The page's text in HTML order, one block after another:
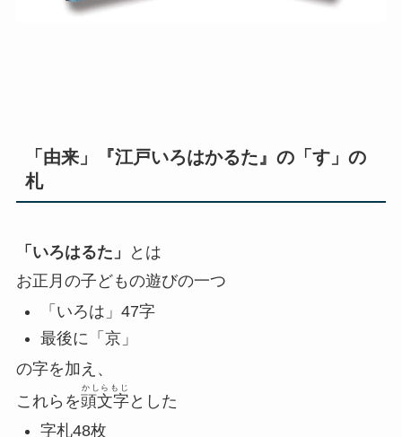
「由来」『江戸いろはかるた』の「す」の
札
「いろはるた」
とは
お正月の子どもの遊びの一つ
「いろは」47字
最後に「京」
の字を加え、
これらを頭文字
かしらもじ
とした
字札48枚